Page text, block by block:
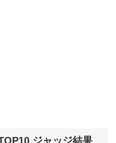
ジャッジ結果